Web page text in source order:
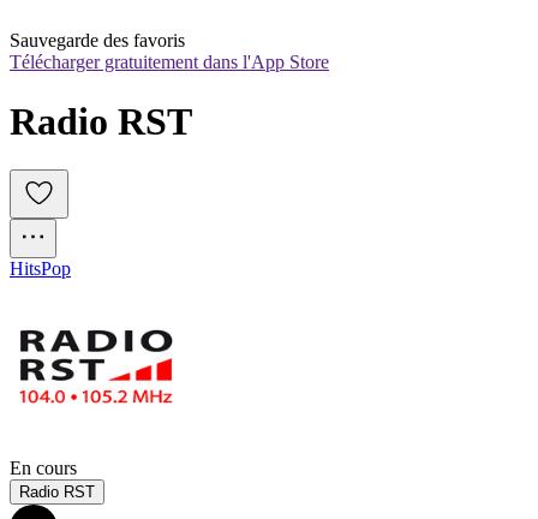
Sauvegarde des favoris
Télécharger gratuitement dans l'App Store
Radio RST
HitsPop
En cours
Radio RST